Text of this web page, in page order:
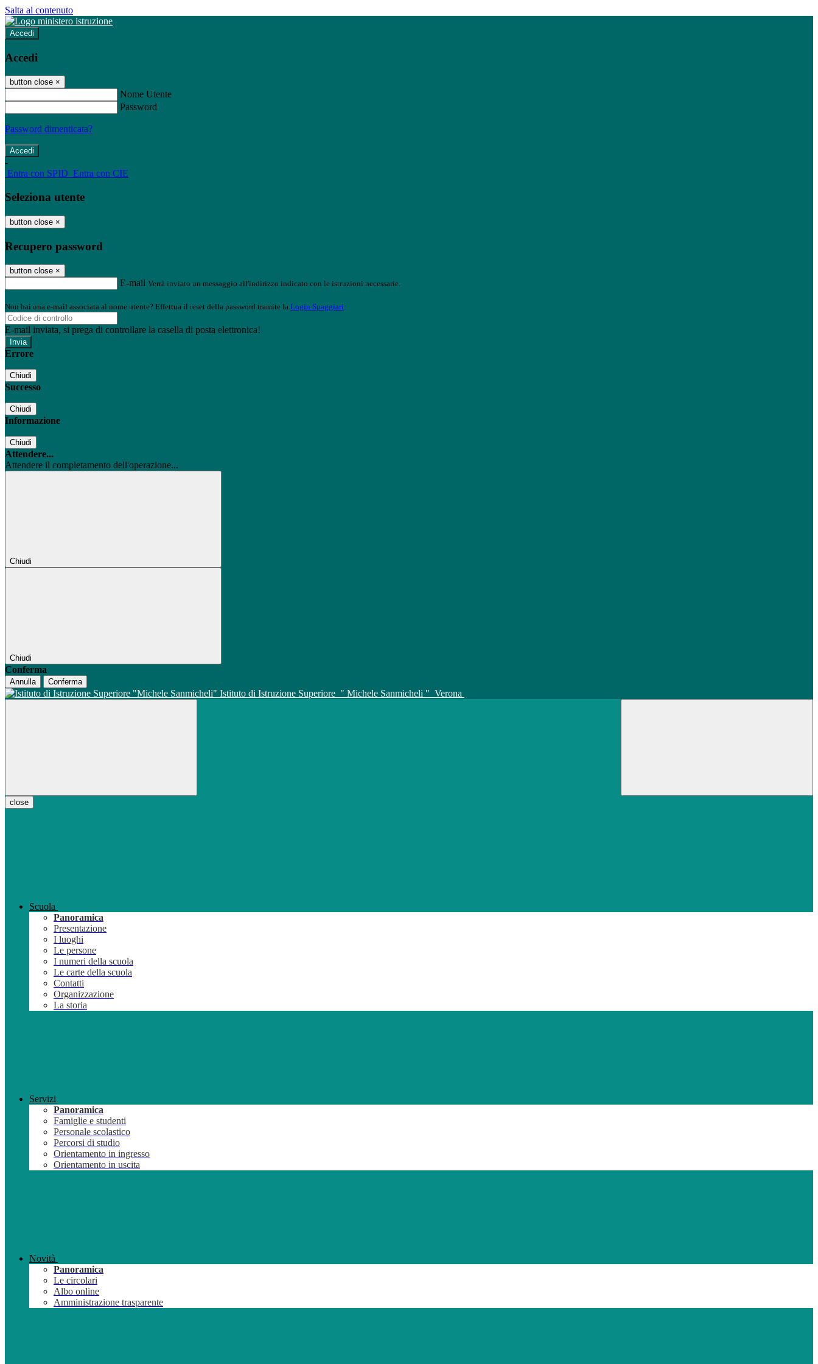
Salta al contenuto
Accedi
Accedi
button close ×
Nome Utente
Password
Password dimenticata?
-
Entra con SPID Entra con CIE
Seleziona utente
button close ×
Recupero password
button close ×
E-mail Verrà inviato un messaggio all'indirizzo indicato con le istruzioni necessarie.
Non hai una e-mail associata al nome utente? Effettua il reset della password tramite la Login Spaggiari
E-mail inviata, si prega di controllare la casella di posta elettronica!
Errore
Chiudi
Successo
Chiudi
Informazione
Chiudi
Attendere...
Attendere il completamento dell'operazione...
Chiudi
Chiudi
Conferma
Annulla Conferma
Istituto di Istruzione Superiore " Michele Sanmicheli " Verona
close
Scuola
Panoramica
Presentazione
I luoghi
Le persone
I numeri della scuola
Le carte della scuola
Contatti
Organizzazione
La storia
Servizi
Panoramica
Famiglie e studenti
Personale scolastico
Percorsi di studio
Orientamento in ingresso
Orientamento in uscita
Novità
Panoramica
Le circolari
Albo online
Amministrazione trasparente